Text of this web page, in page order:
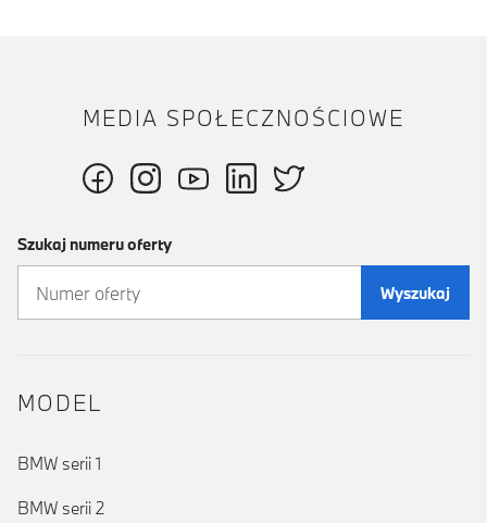
MEDIA SPOŁECZNOŚCIOWE
Szukaj numeru oferty
Wyszukaj
MODEL
BMW serii 1
BMW serii 2